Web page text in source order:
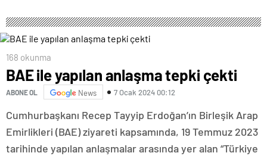
168 okunma
BAE ile yapılan anlaşma tepki çekti
ABONE OL News 7 Ocak 2024 00:12
Cumhurbaşkanı Recep Tayyip Erdoğan’ın Birleşik Arap
Emirlikleri (BAE) ziyareti kapsamında, 19 Temmuz 2023
tarihinde yapılan anlaşmalar arasında yer alan “Türkiye